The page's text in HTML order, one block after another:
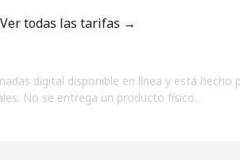
Ver todas las tarifas →
digital disponible en línea y está hecho
No se entrega un producto físico.